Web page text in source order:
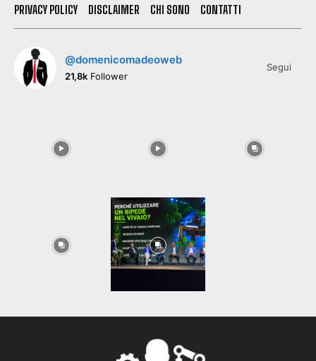
PRIVACY POLICY DISCLAIMER CHI SONO CONTATTI
@domenicomadeoweb
21,8k Follower
Segui